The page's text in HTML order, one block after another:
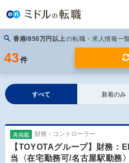
香港/850万円以上の転職・求人情報一
43 件
すべて 新着のみ
再掲載 財務・コントローラー
【TOYOTAグループ】財務：
当〈在宅勤務可/名古屋駅勤務〉